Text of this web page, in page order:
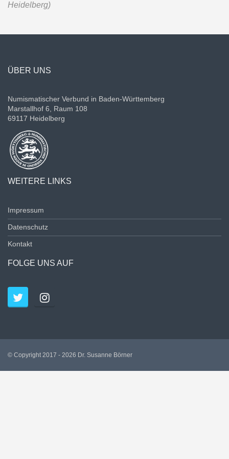
Heidelberg)
ÜBER UNS
Numismatischer Verbund in Baden-Württemberg
Marstallhof 6, Raum 108
69117 Heidelberg
WEITERE LINKS
Impressum
Datenschutz
Kontakt
FOLGE UNS AUF
© Copyright 2017 - 2026 Dr. Susanne Börner